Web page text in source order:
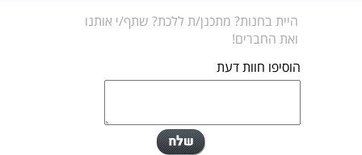
היית בחנות? מתכנן/ת ללכת? שתף/י אותנו
ואת החברים!
הוסיפו חוות דעת